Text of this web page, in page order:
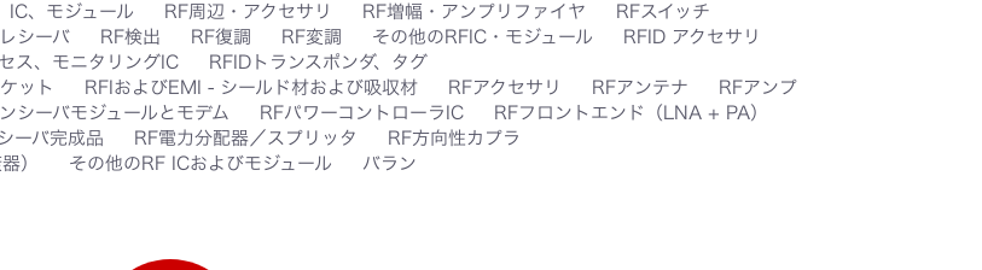
IC、モジュール RF周辺・アクセサリ RF増幅・アンプリファイヤ
RFスイッチ
シーバ RF検出 RF復調 RF変調 その他のRFIC・モジュール
RFID アクセサリ
ス、モニタリングIC
RFIDトランスポンダ、タグ
ット
RFIおよびEMI - シールド材および吸収材 RFアクセサリ RFアンテナ
RFアンプ
シーバモジュールとモデム RFパワーコントローラIC
RFフロントエンド（LNA + PA）
ーバ完成品 RF電力分配器／スプリッタ
RF方向性カプラ
） その他のRF ICおよびモジュール バラン